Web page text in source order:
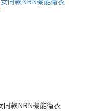
同款NRN機能衛衣